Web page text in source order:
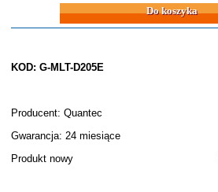
Do koszyka
KOD: G-MLT-D205E
Producent: Quantec
Gwarancja: 24 miesiące
Produkt nowy